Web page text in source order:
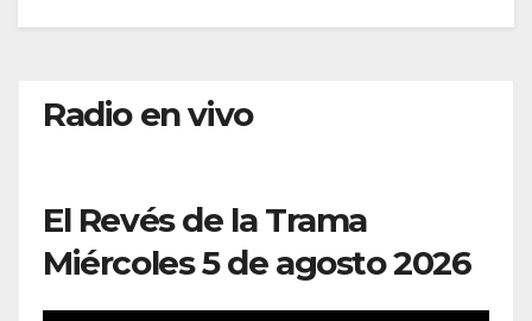
Radio en vivo
El Revés de la Trama
Miércoles 5 de agosto 2026